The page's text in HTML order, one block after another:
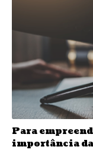
Para
importância